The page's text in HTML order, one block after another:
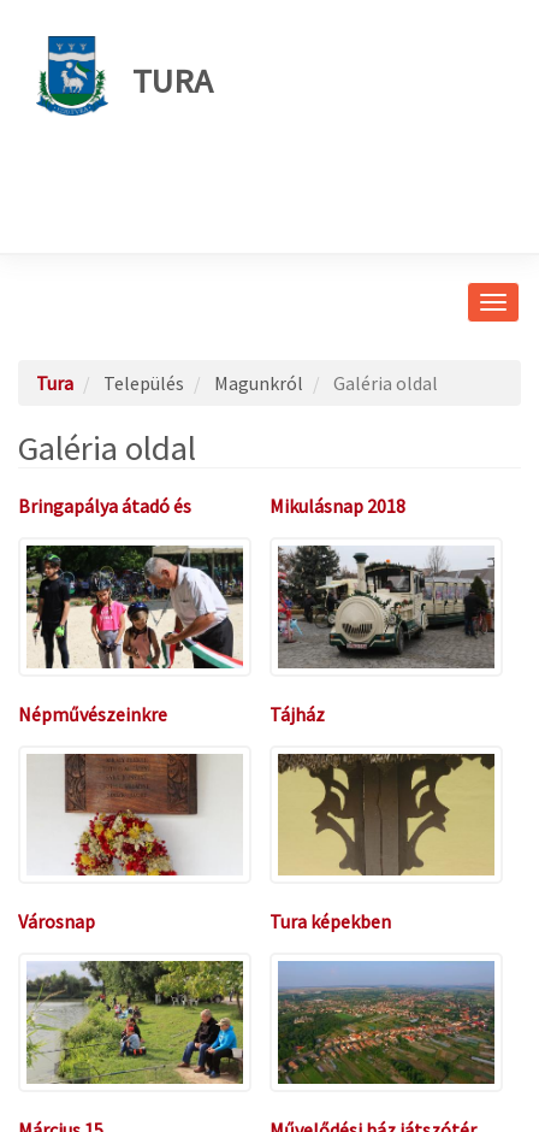
TURA
Tura Település Magunkról Galéria oldal
Galéria oldal
Bringapálya átadó és
Mikulásnap 2018
Népművészeinkre
Tájház
Városnap Tura képekben